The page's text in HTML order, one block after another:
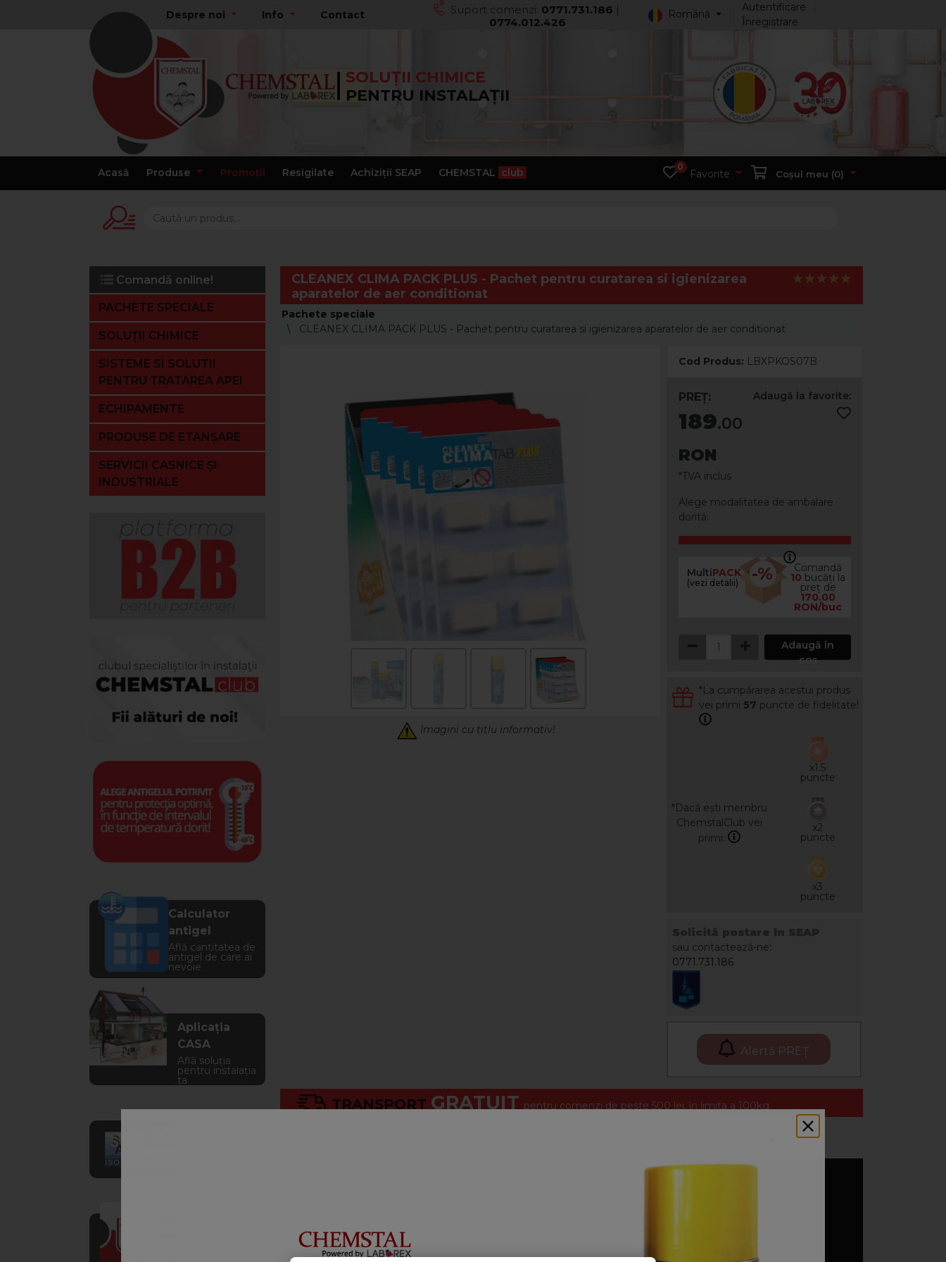
Despre noi Info Contact Suport comenzi: 0771.731.186 |
0774.012.426
Română
Autentificare
Înregistrare
SOLUȚII CHIMICE
PENTRU INSTALAȚII
Acasă Produse Promoții Resigilate Achiziții SEAP CHEMSTAL club 0
Favorite Coșul meu (0)
Comandă online!
PACHETE SPECIALE
SOLUȚII CHIMICE
SISTEME SI SOLUTII
PENTRU TRATAREA APEI
ECHIPAMENTE
PRODUSE DE ETANȘARE
SERVICII CASNICE ȘI
INDUSTRIALE
Calculator
antigel
Află cantitatea de
antigel de care ai
nevoie
Aplicația
CASA
Află soluția
pentru instalația
ta
CLEANEX CLIMA PACK PLUS - Pachet pentru curatarea si igienizarea
aparatelor de aer conditionat
Pachete speciale
CLEANEX CLIMA PACK PLUS - Pachet pentru curatarea si igienizarea aparatelor de aer conditionat
Imagini cu titlu informativ!
Cod Produs: LBXPKOS07B
Adaugă la favorite:
PREȚ:
189.00
RON
*TVA inclus
Alege modalitatea de ambalare
dorită:
MultiPACK
(vezi detalii) -% Comandă
10 bucăți la
preț de
170.00
RON/buc
Adaugă în
coș
*La cumpărarea acestui produs
vei primi 57 puncte de fidelitate!
*Dacă ești membru
ChemstalClub vei
primi:
x1.5
puncte
x2
puncte
x3
puncte
sau contactează-ne:
0771.731.186
Alertă PREȚ
TRANSPORT GRATUIT pentru comenzi de peste 500 lei, în limita a 100kg